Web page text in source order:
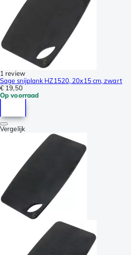
1 review
Sage snijplank HZ1520, 20x15 cm, zwart
€ 19,50
Op voorraad
Vergelijk